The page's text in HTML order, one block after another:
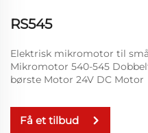
RS545
Elektrisk mikromotor til
Mikromotor 540-545
børste Motor 24V DC Motor
Få et tilbud